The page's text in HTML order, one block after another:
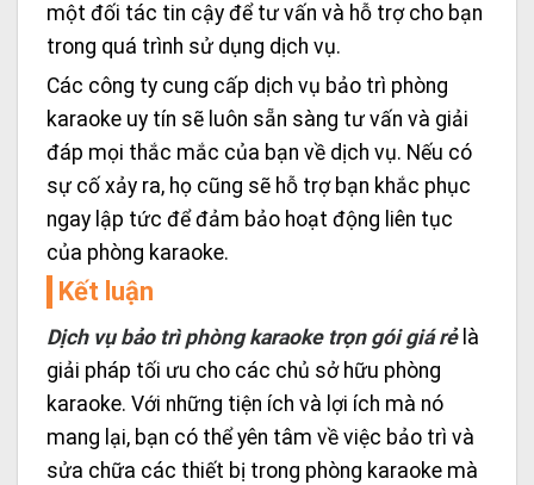
một đối tác tin cậy để tư vấn và hỗ trợ cho bạn
trong quá trình sử dụng dịch vụ.
Các công ty cung cấp dịch vụ bảo trì phòng
karaoke uy tín sẽ luôn sẵn sàng tư vấn và giải
đáp mọi thắc mắc của bạn về dịch vụ. Nếu có
sự cố xảy ra, họ cũng sẽ hỗ trợ bạn khắc phục
ngay lập tức để đảm bảo hoạt động liên tục
của phòng karaoke.
Kết luận
Dịch vụ bảo trì phòng karaoke trọn gói giá rẻlà
giải pháp tối ưu cho các chủ sở hữu phòng
karaoke. Với những tiện ích và lợi ích mà nó
mang lại, bạn có thể yên tâm về việc bảo trì và
sửa chữa các thiết bị trong phòng karaoke mà